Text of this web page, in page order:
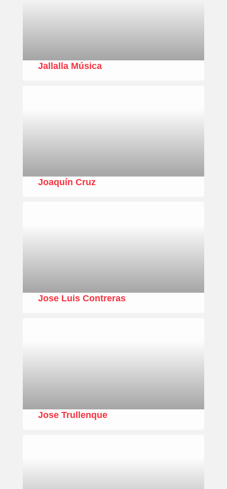
Jallalla Música
Joaquín Cruz
Jose Luis Contreras
Jose Trullenque